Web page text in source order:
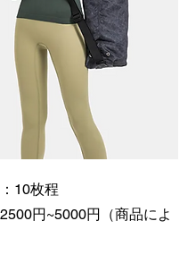
10枚程
円~5000円（商品によ